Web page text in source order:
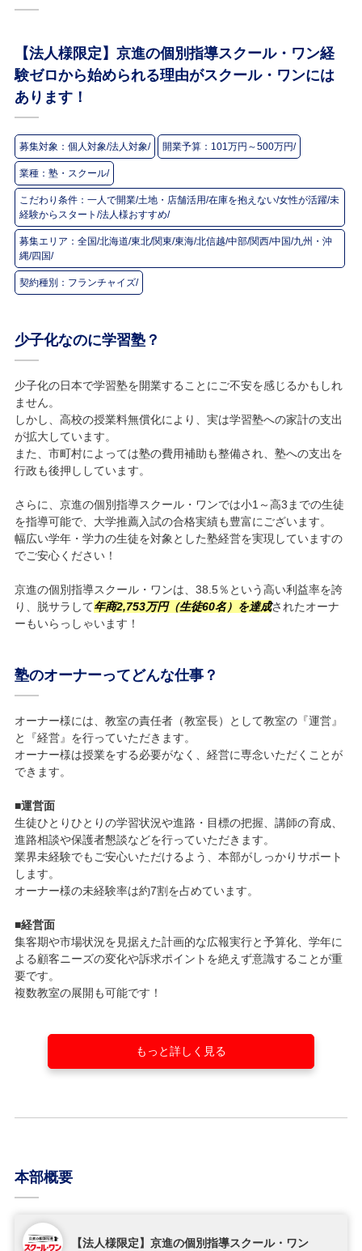
【法人様限定】京進の個別指導スクール・ワン経
験ゼロから始められる理由がスクール・ワンには
あります！
募集対象： 個人対象/法人対象/ 開業予算： 101万円～500万円/
業種： 塾・スクール/
こだわり条件： 一人で開業/土地・店舗活用/在庫を抱えない/女性が活躍/未
経験からスタート/法人様おすすめ/
募集エリア： 全国/北海道/東北/関東/東海/北信越/中部/関西/中国/九州・沖
縄/四国/
契約種別： フランチャイズ/
少子化なのに学習塾？
少子化の日本で学習塾を開業することにご不安を感じるかもしれ
ません。
しかし、高校の授業料無償化により、実は学習塾への家計の支出
が拡大しています。
また、市町村によっては塾の費用補助も整備され、塾への支出を
行政も後押ししています。
さらに、京進の個別指導スクール・ワンでは小1～高3までの生徒
を指導可能で、大学推薦入試の合格実績も豊富にございます。
幅広い学年・学力の生徒を対象とした塾経営を実現していますの
でご安心ください！
京進の個別指導スクール・ワンは、38.5％という高い利益率を誇
り、脱サラして年商2,753万円（生徒60名）を達成されたオーナ
ーもいらっしゃいます！
塾のオーナーってどんな仕事？
オーナー様には、教室の責任者（教室長）として教室の『運営』
と『経営』を行っていただきます。
オーナー様は授業をする必要がなく、経営に専念いただくことが
できます。
■運営面
生徒ひとりひとりの学習状況や進路・目標の把握、講師の育成、
進路相談や保護者懇談などを行っていただきます。
業界未経験でもご安心いただけるよう、本部がしっかりサポート
します。
オーナー様の未経験率は約7割を占めています。
■経営面
集客期や市場状況を見据えた計画的な広報実行と予算化、学年に
よる顧客ニーズの変化や訴求ポイントを絶えず意識することが重
要です。
複数教室の展開も可能です！
もっと詳しく見る
本部概要
【法人様限定】京進の個別指導スクール・ワン